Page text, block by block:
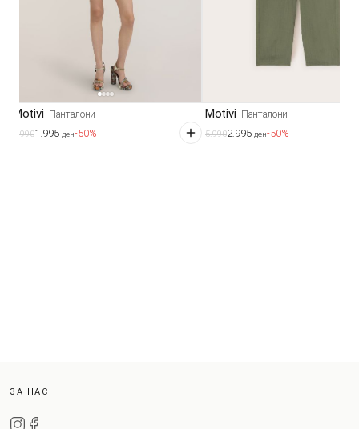
Motivi Панталони
3.9901.995 ден-50%
Motivi Панталони
5.9902.995 ден-50%
ЗА НАС